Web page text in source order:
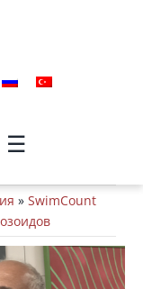
☰
» SwimCount